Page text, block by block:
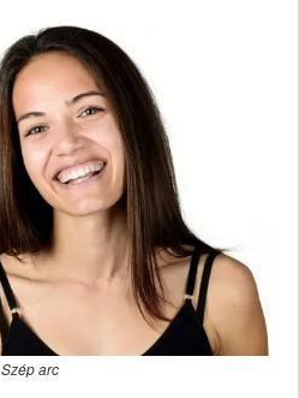
Szép arc